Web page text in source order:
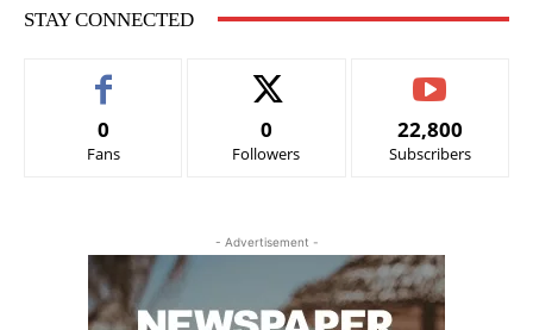
STAY CONNECTED
0
Fans
0
Followers
22,800
Subscribers
- Advertisement -